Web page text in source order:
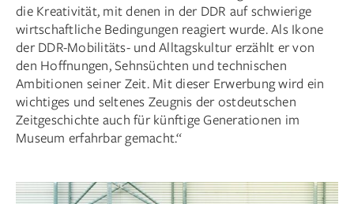
die Kreativität, mit denen in der DDR auf schwierige
wirtschaftliche Bedingungen reagiert wurde. Als Ikone
der DDR-Mobilitäts- und Alltagskultur erzählt er von
den Hoffnungen, Sehnsüchten und technischen
Ambitionen seiner Zeit. Mit dieser Erwerbung wird ein
wichtiges und seltenes Zeugnis der ostdeutschen
Zeitgeschichte auch für künftige Generationen im
Museum erfahrbar gemacht.“